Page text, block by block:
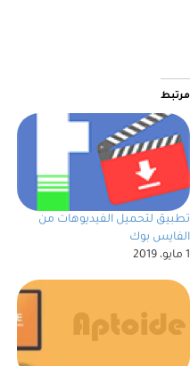
مرتبط
تطبيق لتحميل الفيديوهات من
الفايس بوك
1 مايو، 2019